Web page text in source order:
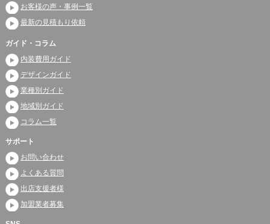
お客様の声・事例一覧
最新の見積もり依頼
ガイド・コラム
内装費用ガイド
デザインガイド
業種別ガイド
地域別ガイド
コラム一覧
サポート
お問い合わせ
よくある質問
出店支援者様
加盟業者募集